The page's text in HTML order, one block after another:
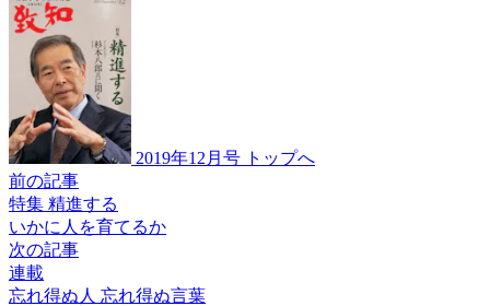
2019年12月号 トップへ
前の記事
特集 精進する
いかに人を育てるか
次の記事
連載
忘れ得ぬ人 忘れ得ぬ言葉